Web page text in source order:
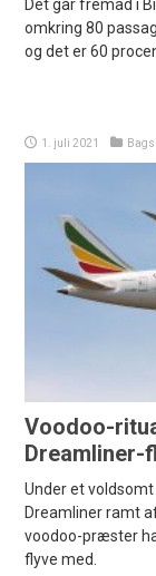
Det går fremad i
omkring 80
og det er 60
1. juli 2021
Voodoo-
Dreamliner-
Under et
Dreamliner ramt
voodoo-præster
flyve med.